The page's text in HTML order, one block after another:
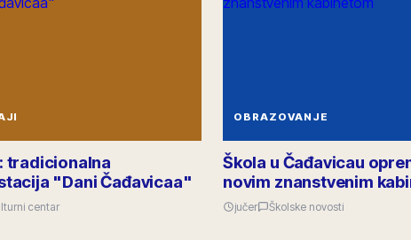
tradicionalna
"Dani Čađavicaa"
centar
OBRAZOVANJE
Škola u Čađavicau
novim znanstvenim
jučer Školske novosti